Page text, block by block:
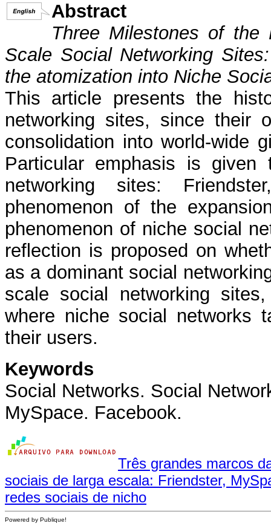
Abstract
Three Milestones of
Scale Social Networking
the atomization into Niche
This article presents the
networking sites, since their
consolidation into world-wide
Particular emphasis is
networking sites:
phenomenon of the
phenomenon of niche social
reflection is proposed on
as a dominant social
scale social networking
where niche social networks
their users.
Keywords
Social Networks. Social
MySpace. Facebook.
Três grandes marcos
sociais de larga escala: Friendster,
redes sociais de nicho
Powered by Publique!